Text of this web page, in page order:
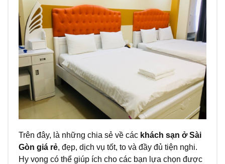
Trên đây, là những chia sẻ về các khách sạn ở Sài
Gòn giá rẻ, đẹp, dịch vụ tốt, to và đầy đủ tiện nghi.
Hy vọng có thể giúp ích cho các bạn lựa chọn được